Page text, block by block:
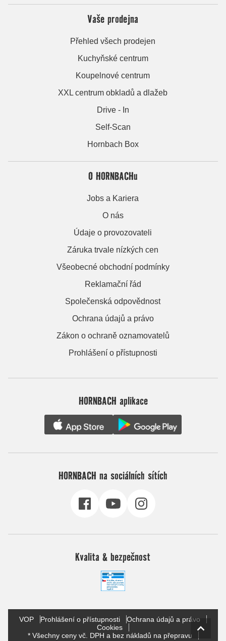
Vaše prodejna
Přehled všech prodejen
Kuchyňské centrum
Koupelnové centrum
XXL centrum obkladů a dlažeb
Drive - In
Self-Scan
Hornbach Box
O HORNBACHu
Jobs a Kariera
O nás
Údaje o provozovateli
Záruka trvale nízkých cen
Všeobecné obchodní podmínky
Reklamační řád
Společenská odpovědnost
Ochrana údajů a právo
Zákon o ochraně oznamovatelů
Prohlášení o přístupnosti
HORNBACH aplikace
HORNBACH na sociálních sítích
Kvalita & bezpečnost
VOP Prohlášení o přístupnosti
Ochrana údajů a právo
Cookies
* Všechny ceny vč. DPH a bez nákladů na přepravu